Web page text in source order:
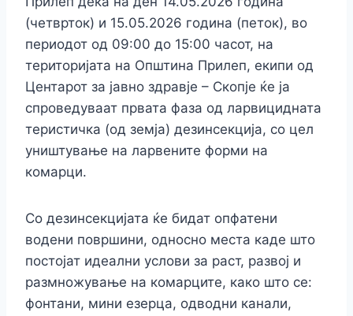
(четврток) и 15.05.2026 година (петок), во
периодот од 09:00 до 15:00 часот, на
територијата на Општина Прилеп, екипи од
Центарот за јавно здравје – Скопје ќе ја
спроведуваат првата фаза од ларвицидната
теристичка (од земја) дезинсекција, со цел
уништување на ларвените форми на
комарци.
Со дезинсекцијата ќе бидат опфатени
водени површини, односно места каде што
постојат идеални услови за раст, развој и
размножување на комарците, како што се:
фонтани, мини езерца, одводни канали,